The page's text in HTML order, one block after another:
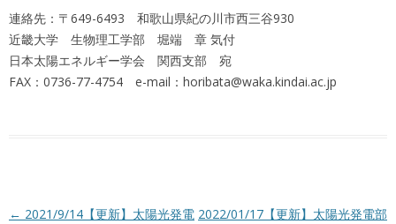
連絡先：〒649-6493 和歌山県紀の川市西三谷930
近畿大学 生物理工学部 堀端 章 気付
日本太陽エネルギー学会 関西支部 宛
FAX：0736-77-4754 e-mail：horibata@waka.kindai.ac.jp
投稿ナビゲーション
← 2021/9/14【更新】太陽光発電 2022/01/17【更新】太陽光発電部